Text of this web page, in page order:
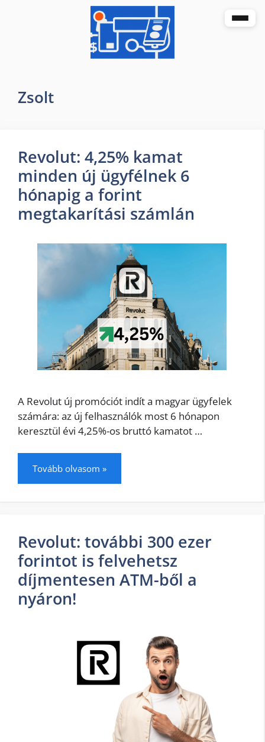
Zsolt
Revolut: 4,25% kamat
minden új ügyfélnek 6
hónapig a forint
megtakarítási számlán
A Revolut új promóciót indít a magyar ügyfelek
számára: az új felhasználók most 6 hónapon
keresztül évi 4,25%-os bruttó kamatot …
Tovább olvasom »
Revolut: további 300 ezer
forintot is felvehetsz
díjmentesen ATM-ből a
nyáron!